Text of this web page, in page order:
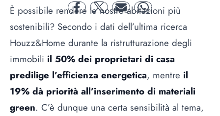
facebooktwitter mail whatsapp
È possibile rendere le nostre abitazioni più
sostenibili? Secondo i dati dell’ultima ricerca
Houzz&Home durante la ristrutturazione degli
immobili il 50% dei proprietari di casa
predilige l’efficienza energetica, mentre il
19% dà priorità all’inserimento di materiali
green. C’è dunque una certa sensibilità al tema,